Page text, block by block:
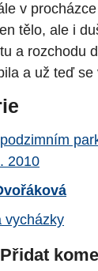
v
tělo, ale i
a rozchodu
a už teď
vycházky
Přidat